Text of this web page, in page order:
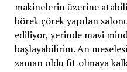
makinelerin üzerine
börek çörek yapılan
ediliyor, yerinde mavi
başlayabilirim. An
zaman oldu fit olmaya